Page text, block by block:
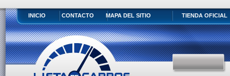
INICIO CONTACTO MAPA DEL SITIO TIENDA OFICIAL